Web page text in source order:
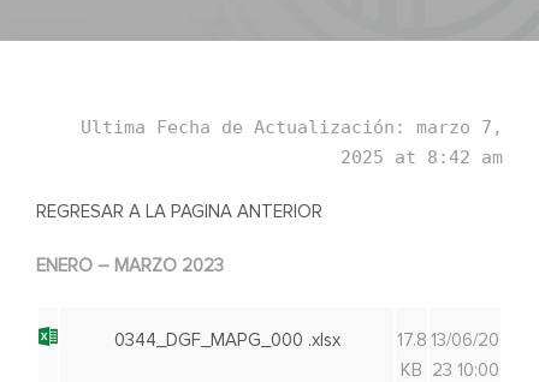
Ultima Fecha de Actualización: marzo 7,
2025 at 8:42 am
REGRESAR A LA PAGINA ANTERIOR
ENERO – MARZO 2023
0344_DGF_MAPG_000 .xlsx
17.8
KB
13/06/20
23 10:00